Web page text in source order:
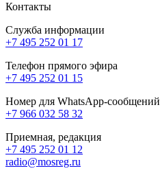
Контакты
Служба информации
+7 495 252 01 17
Телефон прямого эфира
+7 495 252 01 15
Номер для WhatsApp-сообщений
+7 966 032 58 32
Приемная, редакция
+7 495 252 01 12
radio@mosreg.ru